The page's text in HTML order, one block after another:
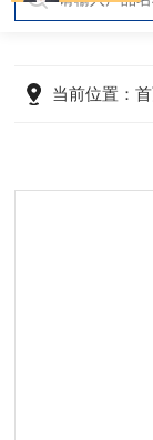
当前位置：